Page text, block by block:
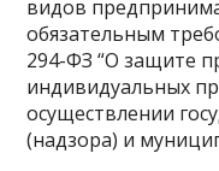
видов
обязательным
294-ФЗ “О защите
индивидуальных
осуществлении
(надзора) и